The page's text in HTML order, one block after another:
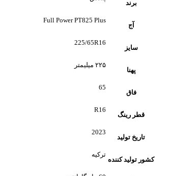
برند
آج
Full Power PT825 Plus
سایز
225/65R16
پهنا
۲۲۵ میلیمتر
فاق
65
قطر رینگ
R16
تاریخ تولید
2023
کشور تولید کننده
ترکیه